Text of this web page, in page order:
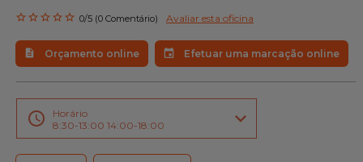
Orçamento online
A marca
Promoções
Noticias
0/5 (0 Comentário) Avaliar esta oficina
Orçamento online Efetuar uma marcação online
Horário
8:30-13:00 14:00-18:00